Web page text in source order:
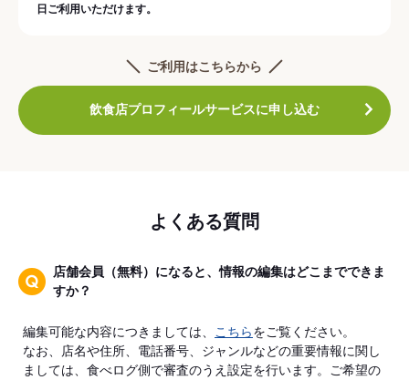
日ご利用いただけます。
ご利用はこちらから
飲食店プロフィールサービスに申し込む
よくある質問
店舗会員（無料）になると、情報の編集はどこまでできま
すか？
編集可能な内容につきましては、 こちらをご覧ください。
なお、店名や住所、電話番号、ジャンルなどの重要情報に関し
ましては、食べログ側で審査のうえ設定を行います。ご希望の